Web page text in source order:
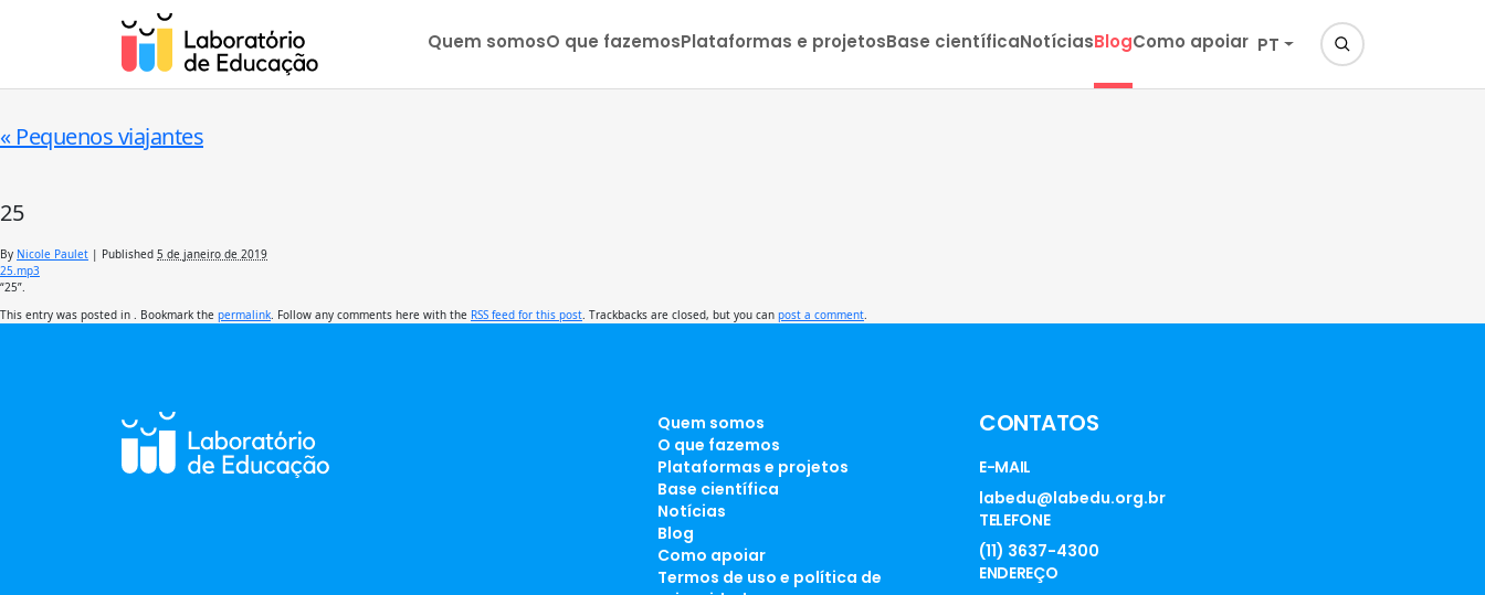
Quem somosO que fazemosPlataformas e projetosBase científicaNotíciasBlogComo apoiar PT
« Pequenos viajantes
25
By Nicole Paulet | Published 5 de janeiro de 2019
25.mp3
“25”.
This entry was posted in . Bookmark the permalink . Follow any comments here with the RSS feed for this post . Trackbacks are closed, but you can post a comment
Quem somos
O que fazemos
Plataformas e projetos
Base científica
Notícias
Blog
Como apoiar
Termos de uso e política de
CONTATOS
E-MAIL
labedu@labedu.org.br
TELEFONE
(11) 3637-4300
ENDEREÇO